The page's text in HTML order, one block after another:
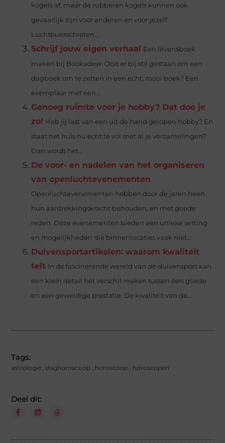
kogels af, maar de rubberen kogels kunnen ook
gevaarlijk zijn voor anderen en voor jezelf.
Luchtbuksschieten...
Schrijf jouw eigen verhaal Een levensboek
maken bij Bookadew. Ooit er bij stil gestaan om een
dagboek om te zetten in een echt, mooi boek? Een
exemplaar met een...
Genoeg ruimte voor je hobby? Dat doe je
zo! Heb jij last van een uit de hand gelopen hobby? En
staat het huis nu écht te vol met al je verzamelingen?
Dan wordt het...
De voor- en nadelen van het organiseren
van openluchtevenementen
Openluchtevenementen hebben door de jaren heen
hun aantrekkingskracht behouden, en met goede
reden. Deze evenementen bieden een unieke setting
en mogelijkheden die binnenlocaties vaak niet...
Duivensportartikelen: waarom kwaliteit
telt In de fascinerende wereld van de duivensport kan
een klein detail het verschil maken tussen een goede
en een geweldige prestatie. De kwaliteit van de...
Tags:
astrologie daghoroscoop horoscoop horoscopen
Deel dit: